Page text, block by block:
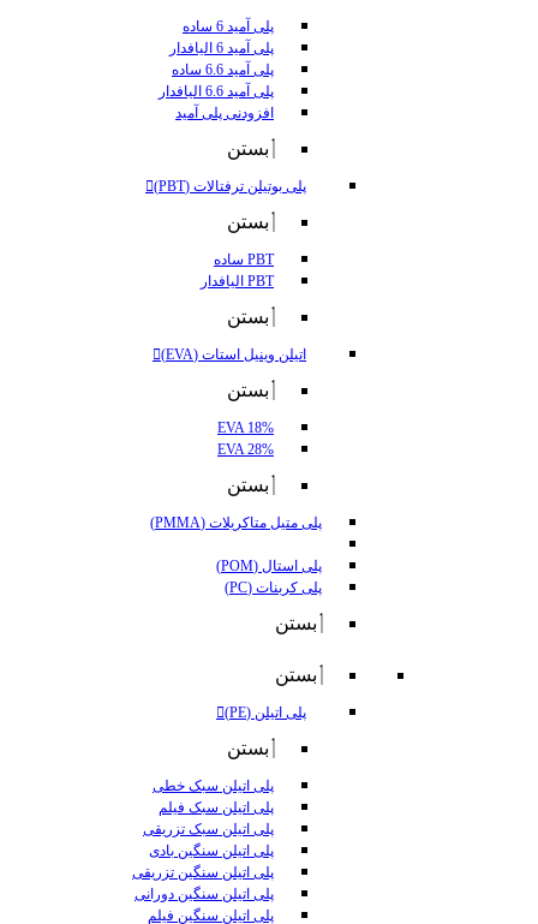
پلی آمید 6 ساده
پلی آمید 6 الیافدار
پلی آمید 6.6 ساده
پلی آمید 6.6 الیافدار
افزودنی پلی آمید
بستن
پلی بوتیلن ترفتالات (PBT)
بستن
PBT ساده
PBT الیافدار
بستن
اتیلن وینیل استات (EVA)
بستن
EVA 18%
EVA 28%
بستن
پلی متیل متاکریلات (PMMA)
پلی استال (POM)
پلی کربنات (PC)
بستن
بستن
پلی اتیلن (PE)
بستن
پلی اتیلن سبک خطی
پلی اتیلن سبک فیلم
پلی اتیلن سبک تزریقی
پلی اتیلن سنگین بادی
پلی اتیلن سنگین تزریقی
پلی اتیلن سنگین دورانی
پلی اتیلن سنگین فیلم